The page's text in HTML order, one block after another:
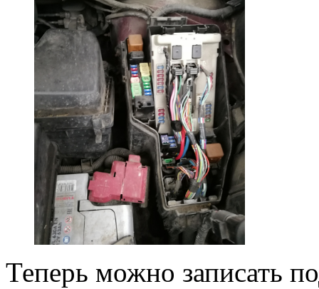
Теперь можно записать